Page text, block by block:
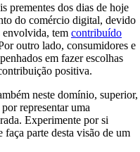
prementes dos dias de hoje
do comércio digital, devido
envolvida, tem contribuído
outro lado, consumidores e
em fazer escolhas
positiva.
neste domínio, superior,
representar uma
Experimente por si
faça parte desta visão de um